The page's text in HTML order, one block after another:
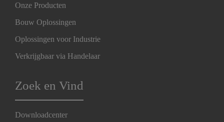
Onze Producten
Bouw Oplossingen
Oplossingen voor Industrie
Verkrijgbaar via Handelaar
Zoek en Vind
Downloadcenter